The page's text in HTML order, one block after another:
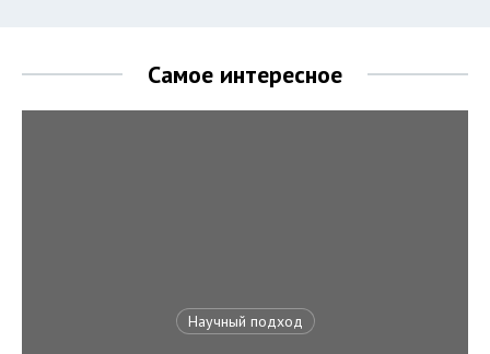
Самое интересное
Научный подход